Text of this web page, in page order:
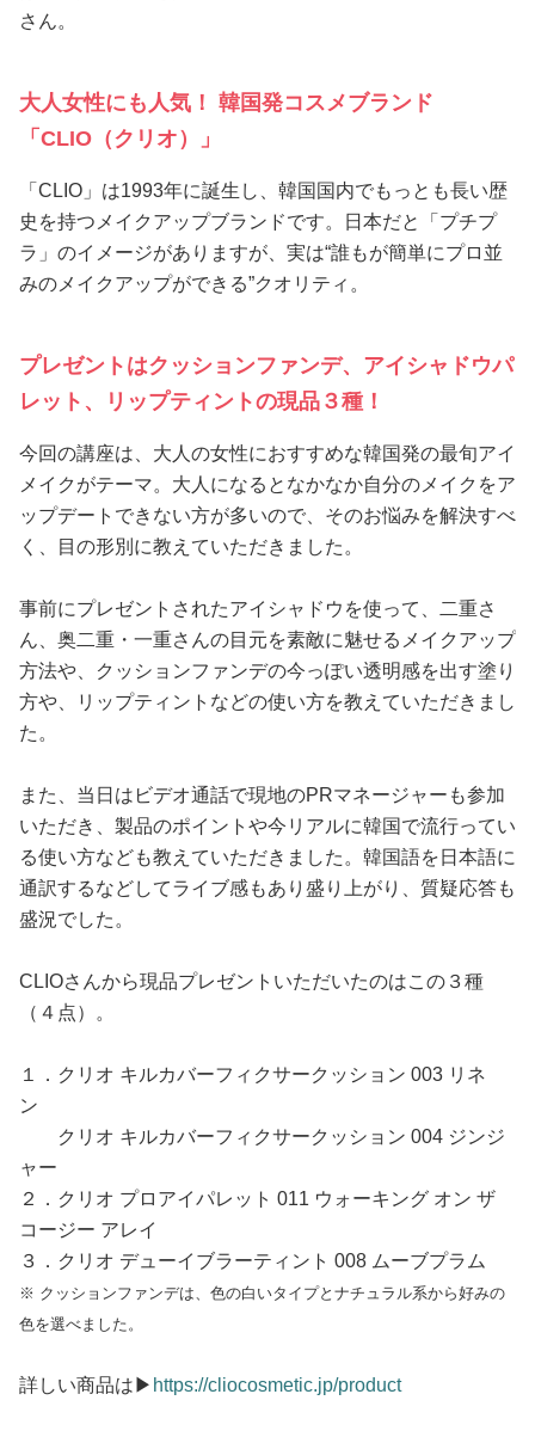
さん。
大人女性にも人気！ 韓国発コスメブランド
「CLIO（クリオ）」
「CLIO」は1993年に誕生し、韓国国内でもっとも長い歴
史を持つメイクアップブランドです。日本だと「プチプ
ラ」のイメージがありますが、実は“誰もが簡単にプロ並
みのメイクアップができる”クオリティ。
プレゼントはクッションファンデ、アイシャドウパ
レット、リップティントの現品３種！
今回の講座は、大人の女性におすすめな韓国発の最旬アイ
メイクがテーマ。大人になるとなかなか自分のメイクをア
ップデートできない方が多いので、そのお悩みを解決すべ
く、目の形別に教えていただきました。
事前にプレゼントされたアイシャドウを使って、二重さ
ん、奥二重・一重さんの目元を素敵に魅せるメイクアップ
方法や、クッションファンデの今っぽい透明感を出す塗り
方や、リップティントなどの使い方を教えていただきまし
た。
また、当日はビデオ通話で現地のPRマネージャーも参加
いただき、製品のポイントや今リアルに韓国で流行ってい
る使い方なども教えていただきました。韓国語を日本語に
通訳するなどしてライブ感もあり盛り上がり、質疑応答も
盛況でした。
CLIOさんから現品プレゼントいただいたのはこの３種
（４点）。
１．クリオ キルカバーフィクサークッション 003 リネ
ン
クリオ キルカバーフィクサークッション 004 ジンジ
ャー
２．クリオ プロアイパレット 011 ウォーキング オン ザ
コージー アレイ
３．クリオ デューイブラーティント 008 ムーブプラム
※ クッションファンデは、色の白いタイプとナチュラル系から好みの
色を選べました。
詳しい商品は▶︎ https://cliocosmetic.jp/product